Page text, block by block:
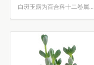
白斑玉露为百合科十二卷属...